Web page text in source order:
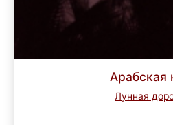
Арабская
Лунная